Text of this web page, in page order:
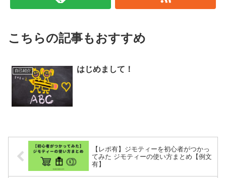
こちらの記事もおすすめ
自己紹介 はじめまして！
【レポ有】ジモティーを初心者がつかっ
てみた ジモティーの使い方まとめ【例文
有】